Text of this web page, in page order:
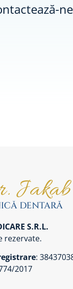
S.R.L.
rezervate.
:
2017